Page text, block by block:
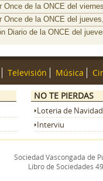
Once de la ONCE del
Once de la ONCE del
Diario de la ONCE del
Televisión Música
NO TE PIERDAS
Loteria de
Interviu
Sociedad Vascongada de
Libro de Sociedades